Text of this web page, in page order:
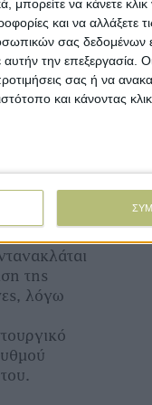
να κάνετε κλικ
και να αλλάξετε
σας δεδομένων
την επεξεργασία.
σας ή να
και κάνοντας
σε
και το
εκατ.
κατά
το οποίο
της
λόγω